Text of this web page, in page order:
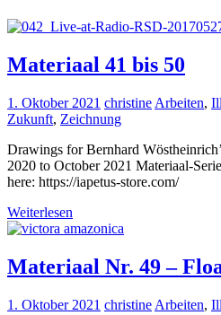
Materiaal 41 bis 50
1. Oktober 2021 christine Arbeiten,
Zukunft, Zeichnung
Drawings for Bernhard
2020 to October 2021 Materiaal-
here: https://iapetus-store.com/
Weiterlesen
Materiaal Nr. 49 –
1. Oktober 2021 christine Arbeiten,